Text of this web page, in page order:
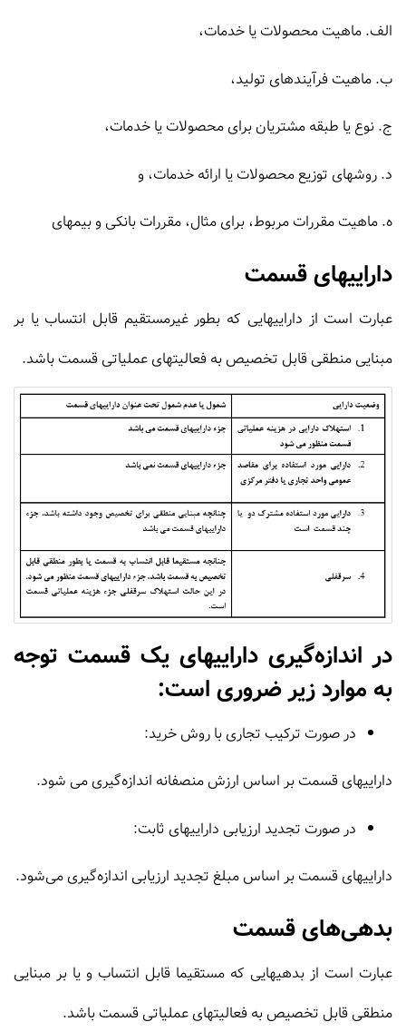
الف. ماهیت محصولات یا خدمات،
ب. ماهیت فرآیندهاى تولید،
ج. نوع یا طبقه مشتریان براى محصولات یا خدمات،
د. روشهاى توزیع محصولات یا ارائه خدمات، و
ه. ماهیت مقررات مربوط، براى مثال، مقررات بانکى و بیمه‏ای
داراییهای قسمت
عبارت است از داراییهایی که بطور غیرمستقیم قابل انتساب یا بر
مبنایی منطقی قابل تخصیص به فعالیتهای عملیاتی قسمت باشد.
در اندازه‌گیری داراییهای یک قسمت توجه
به موارد زیر ضروری است:
در صورت ترکیب تجاری با روش خرید:
داراییهای قسمت بر اساس ارزش منصفانه اندازه‌گیری می شود.
در صورت تجدید ارزیابی داراییهای ثابت:
داراییهای قسمت بر اساس مبلغ تجدید ارزیابی اندازه‌گیری می‌شود.
بدهی‌های قسمت
عبارت است از بدهیهایی که مستقیما قابل انتساب و یا بر مبنایی
منطقی قابل تخصیص به فعالیتهای عملیاتی قسمت باشد.